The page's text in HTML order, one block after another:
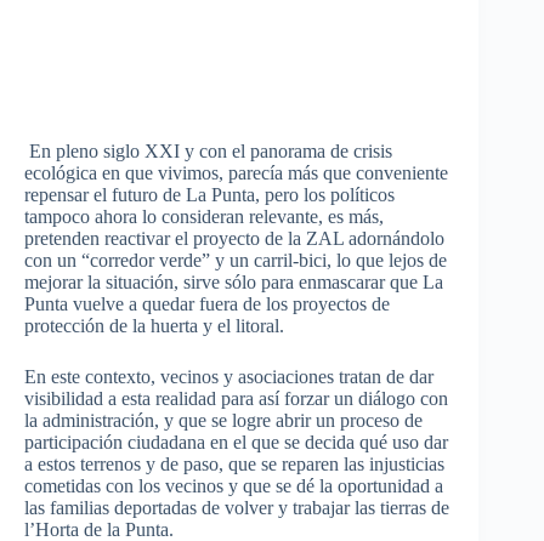
En pleno siglo XXI y con el panorama de crisis
ecológica en que vivimos, parecía más que conveniente
repensar el futuro de La Punta, pero los políticos
tampoco ahora lo consideran relevante, es más,
pretenden reactivar el proyecto de la ZAL adornándolo
con un “corredor verde” y un carril-bici, lo que lejos de
mejorar la situación, sirve sólo para enmascarar que La
Punta vuelve a quedar fuera de los proyectos de
protección de la huerta y el litoral.
En este contexto, vecinos y asociaciones tratan de dar
visibilidad a esta realidad para así forzar un diálogo con
la administración, y que se logre abrir un proceso de
participación ciudadana en el que se decida qué uso dar
a estos terrenos y de paso, que se reparen las injusticias
cometidas con los vecinos y que se dé la oportunidad a
las familias deportadas de volver y trabajar las tierras de
l’Horta de la Punta.